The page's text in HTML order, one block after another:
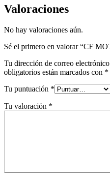
Valoraciones
No hay valoraciones aún.
Sé el primero en valorar “CF
Tu dirección de correo
obligatorios están marcados con *
Tu puntuación *
Tu valoración *